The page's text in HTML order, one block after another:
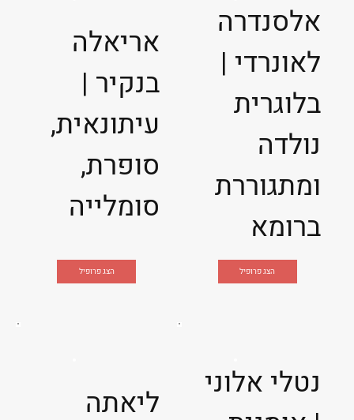
אריאלה
בנקיר |
עיתונאית,
סופרת,
סומלייה
הצג פרופיל
אלסנדרה
לאונרדי |
בלוגרית
נולדה
ומתגוררת
ברומא
הצג פרופיל
ליאתה
נטלי אלוני